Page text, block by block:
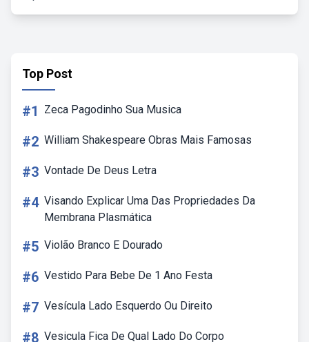
Top Post
#1 Zeca Pagodinho Sua Musica
#2 William Shakespeare Obras Mais Famosas
#3 Vontade De Deus Letra
#4 Visando Explicar Uma Das Propriedades Da
Membrana Plasmática
#5 Violão Branco E Dourado
#6 Vestido Para Bebe De 1 Ano Festa
#7 Vesícula Lado Esquerdo Ou Direito
#8 Vesicula Fica De Qual Lado Do Corpo